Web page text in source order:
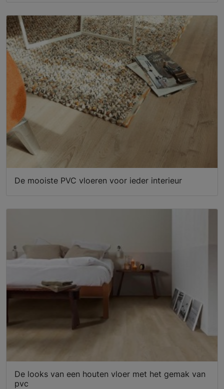
De mooiste PVC vloeren voor ieder interieur
De looks van een houten vloer met het gemak van
pvc